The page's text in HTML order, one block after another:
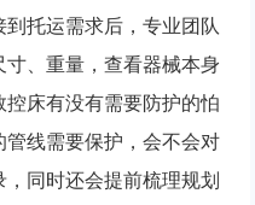
托运需求后，专业团队
、重量，查看器械本身
床有没有需要防护的怕
线需要保护，会不会对
同时还会提前梳理规划